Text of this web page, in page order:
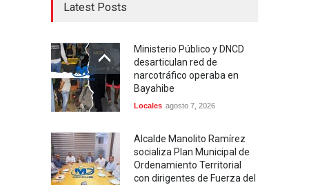
Latest Posts
Ministerio Público y DNCD
desarticulan red de
narcotráfico operaba en
Bayahibe
Locales agosto 7, 2026
Alcalde Manolito Ramírez
socializa Plan Municipal de
Ordenamiento Territorial
con dirigentes de Fuerza del